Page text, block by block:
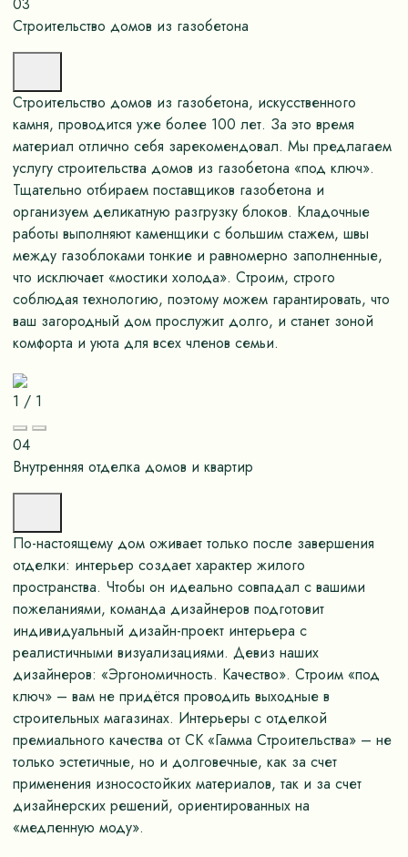
Строительство домов из газобетона
Строительство домов из газобетона, искусственного
камня, проводится уже более 100 лет. За это время
материал отлично себя зарекомендовал. Мы предлагаем
услугу строительства домов из газобетона «под ключ».
Тщательно отбираем поставщиков газобетона и
организуем деликатную разгрузку блоков. Кладочные
работы выполняют каменщики с большим стажем, швы
между газоблоками тонкие и равномерно заполненные,
что исключает «мостики холода». Строим, строго
соблюдая технологию, поэтому можем гарантировать, что
ваш загородный дом прослужит долго, и станет зоной
комфорта и уюта для всех членов семьи.
1 / 1
04
Внутренняя отделка домов и квартир
По-настоящему дом оживает только после завершения
отделки: интерьер создает характер жилого
пространства. Чтобы он идеально совпадал с вашими
пожеланиями, команда дизайнеров подготовит
индивидуальный дизайн-проект интерьера с
реалистичными визуализациями. Девиз наших
дизайнеров: «Эргономичность. Качество». Строим «под
ключ» – вам не придётся проводить выходные в
строительных магазинах. Интерьеры с отделкой
премиального качества от СК «Гамма Строительства» – не
только эстетичные, но и долговечные, как за счет
применения износостойких материалов, так и за счет
дизайнерских решений, ориентированных на
«медленную моду».